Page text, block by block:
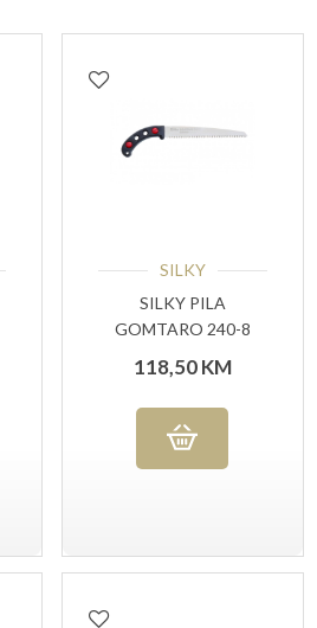
SILKY
SILKY PILA
GOMTARO 240-8
118,50KM